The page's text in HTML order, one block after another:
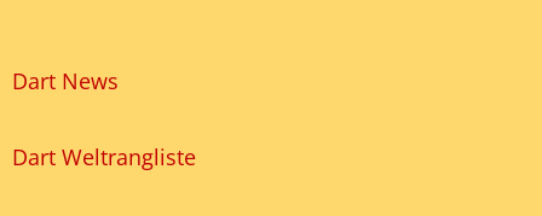
Dart News
Dart Weltrangliste